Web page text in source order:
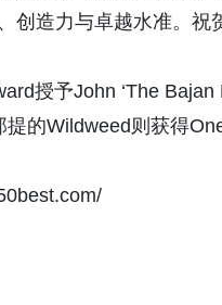
创造力与卓越水准。祝
授予John ‘The
的Wildweed则获得